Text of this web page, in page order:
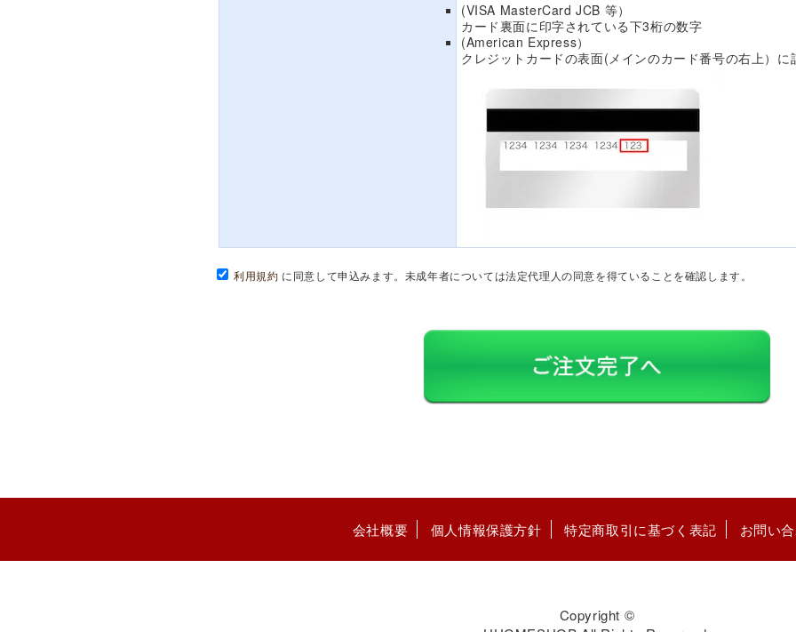
(VISA MasterCard JCB 等）
カード裏面に印字されている下3桁の数字
(American Express）
クレジットカードの表面(メインのカード番号の右上）
利用規約 に同意して申込みます。未成年者については法定代理人の同意を得ていることを確認します。
会社概要 個人情報保護方針 特定商取引に基づく表記 お問い
Copyright ©